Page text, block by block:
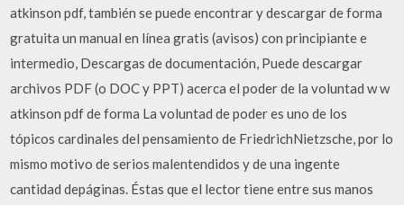
atkinson pdf, también se puede encontrar y descargar de forma
gratuita un manual en línea gratis (avisos) con principiante e
intermedio, Descargas de documentación, Puede descargar
archivos PDF (o DOC y PPT) acerca el poder de la voluntad w w
atkinson pdf de forma La voluntad de poder es uno de los
tópicos cardinales del pensamiento de FriedrichNietzsche, por lo
mismo motivo de serios malentendidos y de una ingente
cantidad depáginas. Éstas que el lector tiene entre sus manos